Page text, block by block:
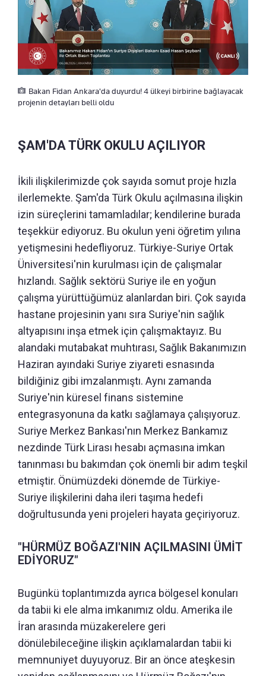
Bakan Fidan Ankara'da duyurdu! 4 ülkeyi birbirine bağlayacak
projenin detayları belli oldu
ŞAM'DA TÜRK OKULU AÇILIYOR
İkili ilişkilerimizde çok sayıda somut proje hızla
ilerlemekte. Şam'da Türk Okulu açılmasına ilişkin
izin süreçlerini tamamladılar; kendilerine burada
teşekkür ediyoruz. Bu okulun yeni öğretim yılına
yetişmesini hedefliyoruz. Türkiye-Suriye Ortak
Üniversitesi'nin kurulması için de çalışmalar
hızlandı. Sağlık sektörü Suriye ile en yoğun
çalışma yürüttüğümüz alanlardan biri. Çok sayıda
hastane projesinin yanı sıra Suriye'nin sağlık
altyapısını inşa etmek için çalışmaktayız. Bu
alandaki mutabakat muhtırası, Sağlık Bakanımızın
Haziran ayındaki Suriye ziyareti esnasında
bildiğiniz gibi imzalanmıştı. Aynı zamanda
Suriye'nin küresel finans sistemine
entegrasyonuna da katkı sağlamaya çalışıyoruz.
Suriye Merkez Bankası'nın Merkez Bankamız
nezdinde Türk Lirası hesabı açmasına imkan
tanınması bu bakımdan çok önemli bir adım teşkil
etmiştir. Önümüzdeki dönemde de Türkiye-
Suriye ilişkilerini daha ileri taşıma hedefi
doğrultusunda yeni projeleri hayata geçiriyoruz.
"HÜRMÜZ BOĞAZI'NIN AÇILMASINI ÜMİT
EDİYORUZ"
Bugünkü toplantımızda ayrıca bölgesel konuları
da tabii ki ele alma imkanımız oldu. Amerika ile
İran arasında müzakerelere geri
dönülebileceğine ilişkin açıklamalardan tabii ki
memnuniyet duyuyoruz. Bir an önce ateşkesin